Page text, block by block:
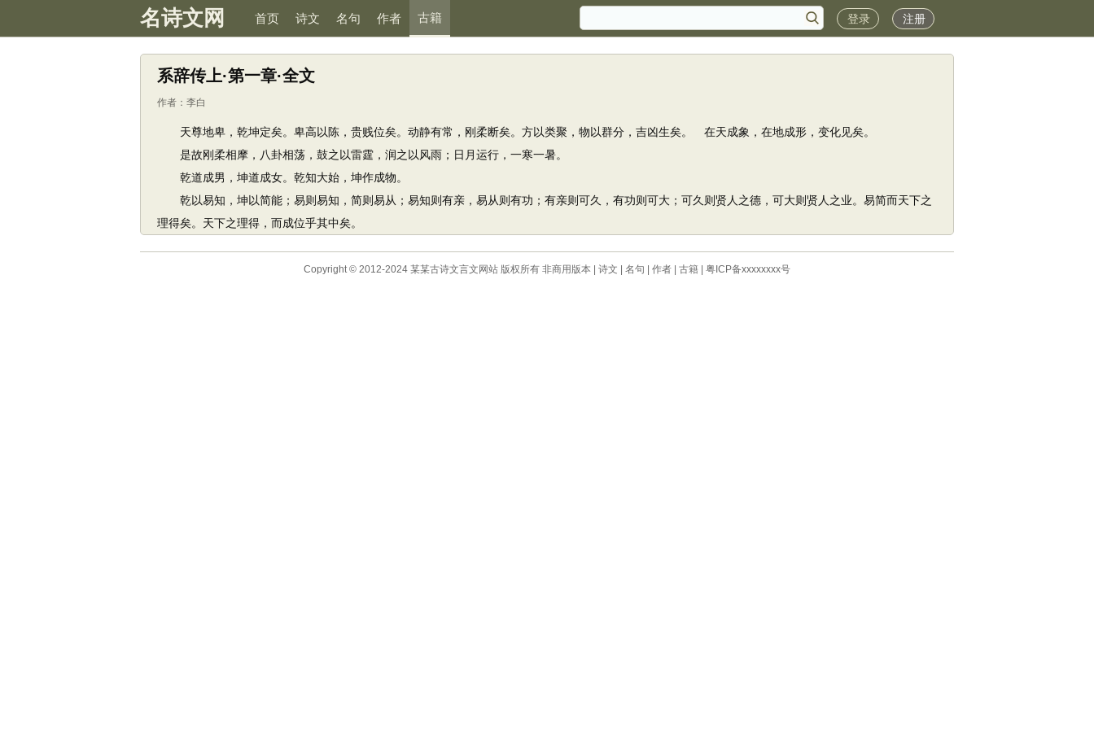
名诗文网 首页 诗文 名句 作者 古籍 登录 注册
系辞传上·第一章·全文
作者： 李白
天尊地卑，乾坤定矣。卑高以陈，贵贱位矣。动静有常，刚柔断矣。方以类聚，物以群分，吉凶生矣。 在天成象，在地成形，变化见矣。
是故刚柔相摩，八卦相荡，鼓之以雷霆，润之以风雨；日月运行，一寒一暑。
乾道成男，坤道成女。乾知大始，坤作成物。
乾以易知，坤以简能；易则易知，简则易从；易知则有亲，易从则有功；有亲则可久，有功则可大；可久则贤人之德，可大则贤人之业。易简而天下之
理得矣。天下之理得，而成位乎其中矣。
Copyright © 2012-2024 某某古诗文言文网站 版权所有 非商用版本 | 诗文 名句 作者 古籍 粤ICP备xxxxxxxx号